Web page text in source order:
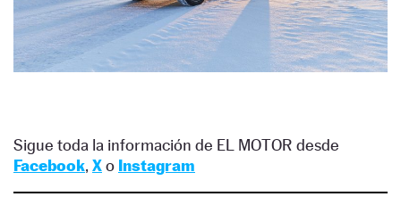
Sigue toda la información de EL MOTOR desde
Facebook, Xo Instagram